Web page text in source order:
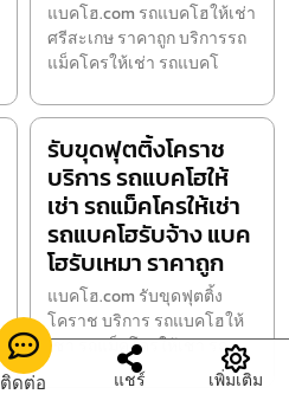
แบคโฮ.com รถแบคโฮให้เช่า
ศรีสะเกษ ราคาถูก บริการรถ
แม็คโครให้เช่า รถแบคโ
รับขุดฟุตติ้งโคราช
บริการ รถแบคโฮให้
เช่า รถแม็คโครให้เช่า
รถแบคโฮรับจ้าง แบค
โฮรับเหมา ราคาถูก
แบคโฮ.com รับขุดฟุตติ้ง
โคราช บริการ รถแบคโฮให้
เช่า รถแม็คโครให้เช่า รถ
ติดต่อ แชร์ เพิ่มเติม